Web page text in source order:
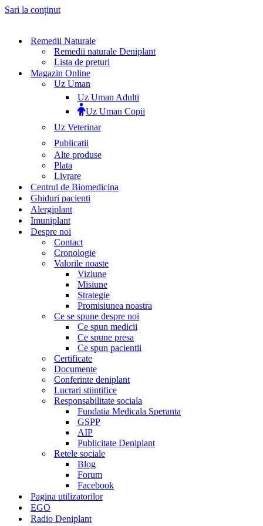
Sari la conținut
Remedii Naturale
Remedii naturale Deniplant
Lista de preturi
Magazin Online
Uz Uman
Uz Uman Adulti
Uz Uman Copii
Uz Veterinar
Publicatii
Alte produse
Plata
Livrare
Centrul de Biomedicina
Ghiduri pacienti
Alergiplant
Imuniplant
Despre noi
Contact
Cronologie
Valorile noaste
Viziune
Misiune
Strategie
Promisiunea noastra
Ce se spune despre noi
Ce spun medicii
Ce spune presa
Ce spun pacientii
Certificate
Documente
Conferinte deniplant
Lucrari stiintifice
Responsabilitate sociala
Fundatia Medicala Speranta
GSPP
AIP
Publicitate Deniplant
Retele sociale
Blog
Forum
Facebook
Pagina utilizatorilor
EGO
Radio Deniplant